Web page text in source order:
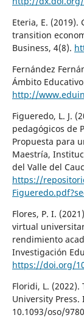
Eteria, E.
transition
Business, 4(8).
Fernández
Ámbito
http://
Figueredo, L. J.
pedagógicos de
Propuesta para
Maestría,
del Valle del
https://
Flores, P. I.
virtual
rendimiento
Investigación
https://doi.org/
Floridi, L.
University Press.
10.1093/oso/